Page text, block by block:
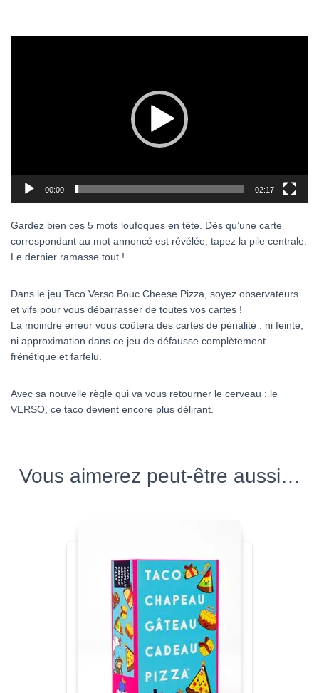
00:00 02:17
Gardez bien ces 5 mots loufoques en tête. Dès qu’une carte
correspondant au mot annoncé est révélée, tapez la pile centrale.
Le dernier ramasse tout !
Dans le jeu Taco Verso Bouc Cheese Pizza, soyez observateurs
et vifs pour vous débarrasser de toutes vos cartes !
La moindre erreur vous coûtera des cartes de pénalité : ni feinte,
ni approximation dans ce jeu de défausse complètement
frénétique et farfelu.
Avec sa nouvelle règle qui va vous retourner le cerveau : le
VERSO, ce taco devient encore plus délirant.
Vous aimerez peut-être aussi…